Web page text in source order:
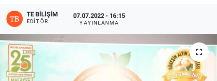
TE BILIŞIM
EDITÖR
07.07.2022 - 16:15
YAYINLANMA